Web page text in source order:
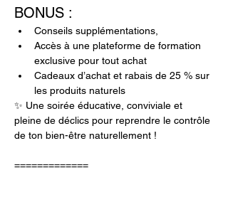
BONUS :
Conseils supplémentations,
Accès à une plateforme de formation
exclusive pour tout achat
Cadeaux d’achat et rabais de 25 % sur
les produits naturels
✨ Une soirée éducative, conviviale et
pleine de déclics pour reprendre le contrôle
de ton bien-être naturellement !
=============